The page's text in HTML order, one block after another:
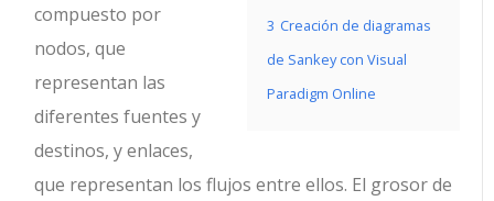
3 Creación de diagramas
de Sankey con Visual
Paradigm Online
compuesto por
nodos, que
representan las
diferentes fuentes y
destinos, y enlaces,
que representan los flujos entre ellos. El grosor de